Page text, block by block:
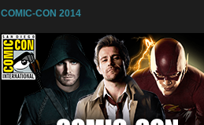
COMIC-CON 2014